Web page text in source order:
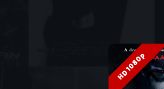
HD 1080p